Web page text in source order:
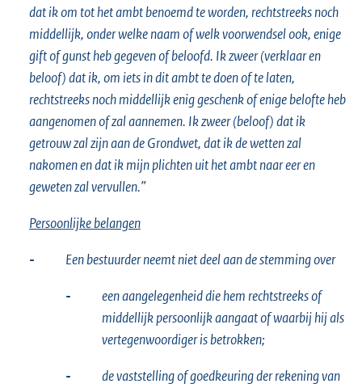
dat ik om tot het ambt benoemd te worden, rechtstreeks noch
middellijk, onder welke naam of welk voorwendsel ook, enige
gift of gunst heb gegeven of beloofd. Ik zweer (verklaar en
beloof) dat ik, om iets in dit ambt te doen of te laten,
rechtstreeks noch middellijk enig geschenk of enige belofte heb
aangenomen of zal aannemen. Ik zweer (beloof) dat ik
getrouw zal zijn aan de Grondwet, dat ik de wetten zal
nakomen en dat ik mijn plichten uit het ambt naar eer en
geweten zal vervullen.”
Persoonlijke belangen
- Een bestuurder neemt niet deel aan de stemming over
-
een aangelegenheid die hem rechtstreeks of
middellijk persoonlijk aangaat of waarbij hij als
vertegenwoordiger is betrokken;
-
de vaststelling of goedkeuring der rekening van